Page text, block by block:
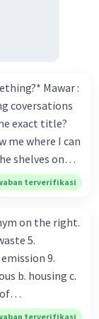
ke-30, dia
berkata dia
terkenal.)
"will have
Mawar :
coversations
exact title?
me where I can
: O.K.,
Shop
the catalog?
to check
: No, thanks.
Pat
terverifikasi
on the right.
5.
9.
terverifikasi